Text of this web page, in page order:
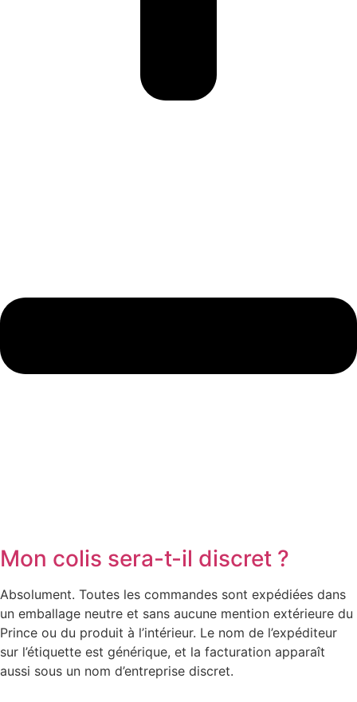
Mon colis sera-t-il discret ?
Absolument. Toutes les commandes sont expédiées dans
un emballage neutre et sans aucune mention extérieure du
Prince ou du produit à l’intérieur. Le nom de l’expéditeur
sur l’étiquette est générique, et la facturation apparaît
aussi sous un nom d’entreprise discret.